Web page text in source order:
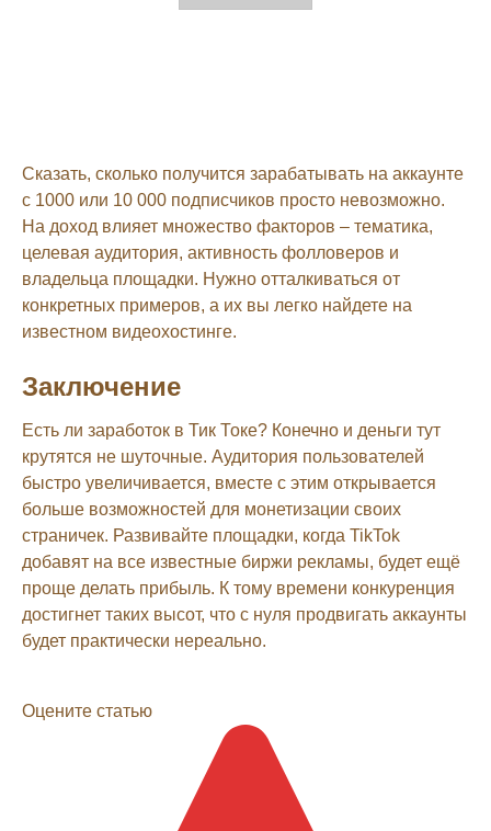
Сказать, сколько получится зарабатывать на аккаунте
с 1000 или 10 000 подписчиков просто невозможно.
На доход влияет множество факторов – тематика,
целевая аудитория, активность фолловеров и
владельца площадки. Нужно отталкиваться от
конкретных примеров, а их вы легко найдете на
известном видеохостинге.
Заключение
Есть ли заработок в Тик Токе? Конечно и деньги тут
крутятся не шуточные. Аудитория пользователей
быстро увеличивается, вместе с этим открывается
больше возможностей для монетизации своих
страничек. Развивайте площадки, когда TikTok
добавят на все известные биржи рекламы, будет ещё
проще делать прибыль. К тому времени конкуренция
достигнет таких высот, что с нуля продвигать аккаунты
будет практически нереально.
Оцените статью